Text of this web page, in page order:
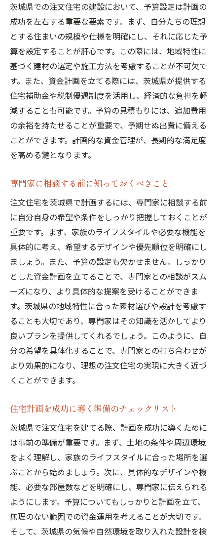
の重要性
計画書に含めるべき重要な項目
予算とスケジュールの具体化の方法
変更やトラブルに備えるリスク管理
計画書作成時に注意すべき法規制
施工業者とのスムーズな連携を図るための
工夫
計画書に基づく進捗管理と確認のポイント
茨城県で理想を叶える注文住宅のための予算設
定術
初期見積りと実際のコストの比較
予算オーバーを防ぐための工夫
コスト削減可能な部分とその見極め方
ローンの利用と返済計画の考え方
予算内で最高の結果を得るための戦略
成功する注文住宅作りのためのスケジュール管
理ポイント
プロジェクト全体のタイムラインの設定
各フェーズでの重要なマイルストーン
遅延を防ぐための事前準備の重要性
スケジュール調整のための定期的なレビュ
ー
方法
変更や予期せぬ事態に対応するフレキシブ
ルな計画
茨城県での注文住宅の建設において、予算設定は計画の
成功を左右する重要な要素です。まず、自分たちの理想
とする住まいの規模や仕様を明確にし、それに応じた予
算を設定することが肝心です。この際には、地域特性に
基づく建材の選定や施工方法を考慮することが不可欠で
す。また、資金計画を立てる際には、茨城県が提供する
住宅補助金や税制優遇制度を活用し、経済的な負担を軽
減することも可能です。予算の見積もりには、追加費用
の余裕を持たせることが重要で、予期せぬ出費に備える
ことができます。計画的な資金管理が、長期的な満足度
を高める鍵となります。
専門家に相談する前に知っておくべきこと
注文住宅を茨城県で計画するには、専門家に相談する前
に自分自身の希望や条件をしっかり把握しておくことが
重要です。まず、家族のライフスタイルや必要な機能を
具体的に考え、希望するデザインや優先順位を明確にし
ましょう。また、予算の設定も欠かせません。しっかり
とした資金計画を立てることで、専門家との相談がスム
ーズになり、より具体的な提案を受けることができま
す。茨城県の地域特性に合った素材選びや設計を考慮す
ることも大切であり、専門家はその知識を活かしてより
良いプランを提供してくれるでしょう。このように、自
分の希望を具体化することで、専門家との打ち合わせが
より効果的になり、理想の注文住宅の実現に大きく近づ
くことができます。
住宅計画を成功に導く準備のチェックリスト
茨城県で注文住宅を建てる際、計画を成功に導くために
は事前の準備が重要です。まず、土地の条件や周辺環境
をよく理解し、家族のライフスタイルに合った場所を選
ぶことから始めましょう。次に、具体的なデザインや機
能、必要な部屋数などを明確にし、専門家に伝えられる
ようにします。予算についてもしっかりと計画を立て、
無理のない範囲での資金運用を考えることが大切です。
そして、茨城県の気候や自然環境を取り入れた設計を検